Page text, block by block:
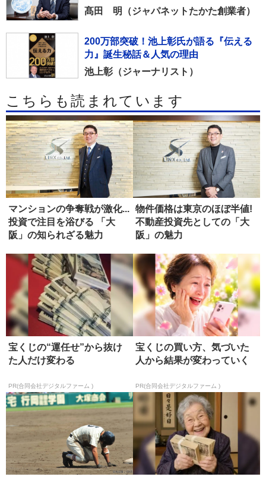
髙田 明（ジャパネットたかた創業者）
200万部突破！池上彰氏が語る『伝える
力』誕生秘話＆人気の理由
池上彰（ジャーナリスト）
こちらも読まれています
マンションの争奪戦が激化...
投資で注目を浴びる 「大
阪」の知られざる魅力
物件価格は東京のほぼ半値!
不動産投資先としての「大
阪」の魅力
宝くじの“運任せ”から抜け
た人だけ変わる
PR(合同会社デジタルファーム )
宝くじの買い方、気づいた
人から結果が変わっていく
PR(合同会社デジタルファーム )